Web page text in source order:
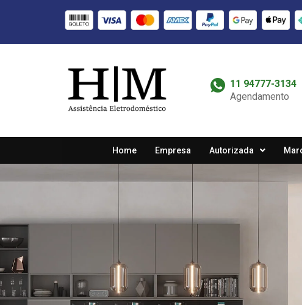
11 94777-3134
Agendamento
Home Empresa Autorizada